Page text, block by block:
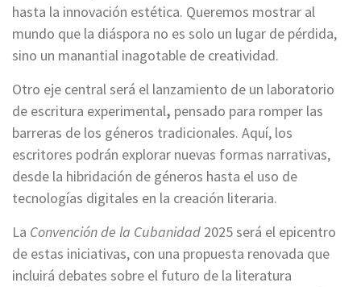
hasta la innovación estética. Queremos mostrar al
mundo que la diáspora no es solo un lugar de pérdida,
sino un manantial inagotable de creatividad.
Otro eje central será el lanzamiento de un laboratorio
de escritura experimental, pensado para romper las
barreras de los géneros tradicionales. Aquí, los
escritores podrán explorar nuevas formas narrativas,
desde la hibridación de géneros hasta el uso de
tecnologías digitales en la creación literaria.
La Convención de la Cubanidad 2025 será el epicentro
de estas iniciativas, con una propuesta renovada que
incluirá debates sobre el futuro de la literatura